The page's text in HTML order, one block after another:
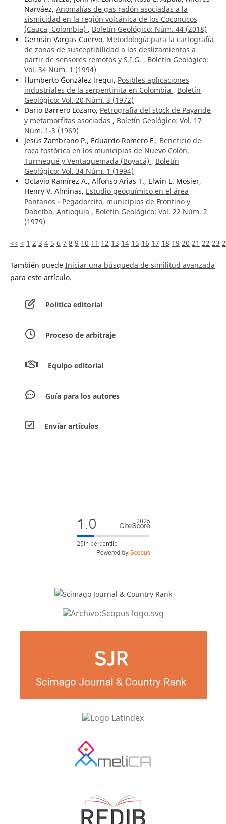
Narváez, Anomalías de gas radón asociadas a la
sismicidad en la región volcánica de los Coconucos
(Cauca, Colombia) , Boletín Geológico: Núm. 44 (2018)
Germán Vargas Cuervo, Metodología para la cartografía
de zonas de susceptibilidad a los deslizamientos a
partir de sensores remotos y S.I.G. , Boletín Geológico:
Vol. 34 Núm. 1 (1994)
Humberto González lregui, Posibles aplicaciones
industriales de la serpentinita en Colombia , Boletín
Geológico: Vol. 20 Núm. 3 (1972)
Dario Barrero Lozano, Petrografia del stock de Payande
y metamorfitas asociadas , Boletín Geológico: Vol. 17
Núm. 1-3 (1969)
Jesús Zambrano P., Eduardo Romero F., Beneficio de
roca fosfórica en los municipios de Nuevo Colón,
Turmequé y Ventaquemada (Boyacá) , Boletín
Geológico: Vol. 34 Núm. 1 (1994)
Octavio Ramírez A., Alfonso Arias T., Elwin L. Mosier,
Henry V. Alminas, Estudio geoquímico en el área
Pantanos - Pegadorcito, municipios de Frontino y
Dabeiba, Antioquia , Boletín Geológico: Vol. 22 Núm. 2
(1979)
<< < 1 2 3 4 5 6 7 8 9 10 11 12 13 14 15 16 17 18 19 20 21 22 23
También puede Iniciar una búsqueda de similitud avanzada
para este artículo.
Política editorial
Proceso de arbitraje
Equipo editorial
Guía para los autores
Envíar artículos